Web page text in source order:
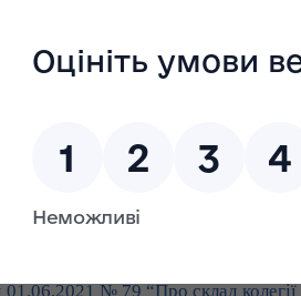
з питань
колегії
№ 79 “Про склад колегії